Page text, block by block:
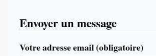
Envoyer un message
Votre adresse email (obligatoire)